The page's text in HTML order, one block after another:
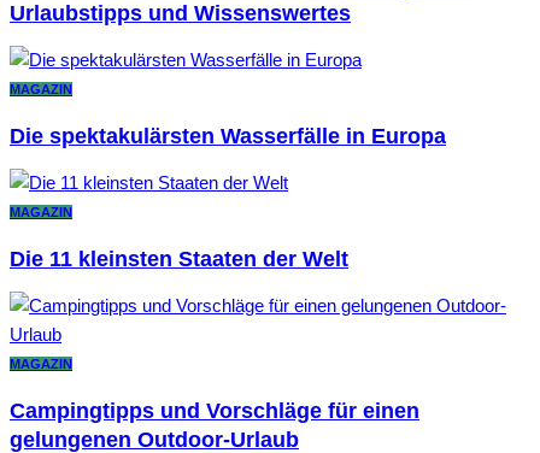
Urlaubstipps und Wissenswertes
MAGAZIN
Die spektakulärsten Wasserfälle in Europa
MAGAZIN
Die 11 kleinsten Staaten der Welt
MAGAZIN
Campingtipps und Vorschläge für einen
gelungenen Outdoor-Urlaub